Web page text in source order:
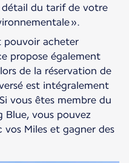
du tarif de votre
».
pouvoir acheter
propose également
de la réservation de
est intégralement
vous êtes membre du
Blue, vous pouvez
Miles et gagner des